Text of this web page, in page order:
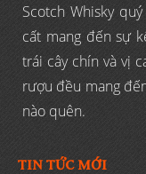
Scotch Whisky
cất mang đến sự
trái cây chín và vị
rượu đều mang
nào quên.
TIN TỨC MỚI